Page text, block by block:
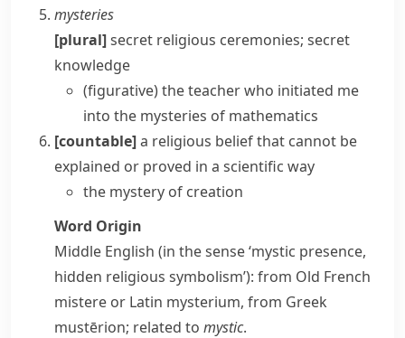
mysteries
[plural]secret religious ceremonies; secret
knowledge
(figurative)the teacher who initiated me
into the mysteries of mathematics
[countable]a religious belief that cannot be
explained or proved in a scientific way
the mystery of creation
Word Origin
Middle English (in the sense ‘mystic presence,
hidden religious symbolism’): from Old French
mistere or Latin mysterium, from Greek
mustērion; related to mystic.